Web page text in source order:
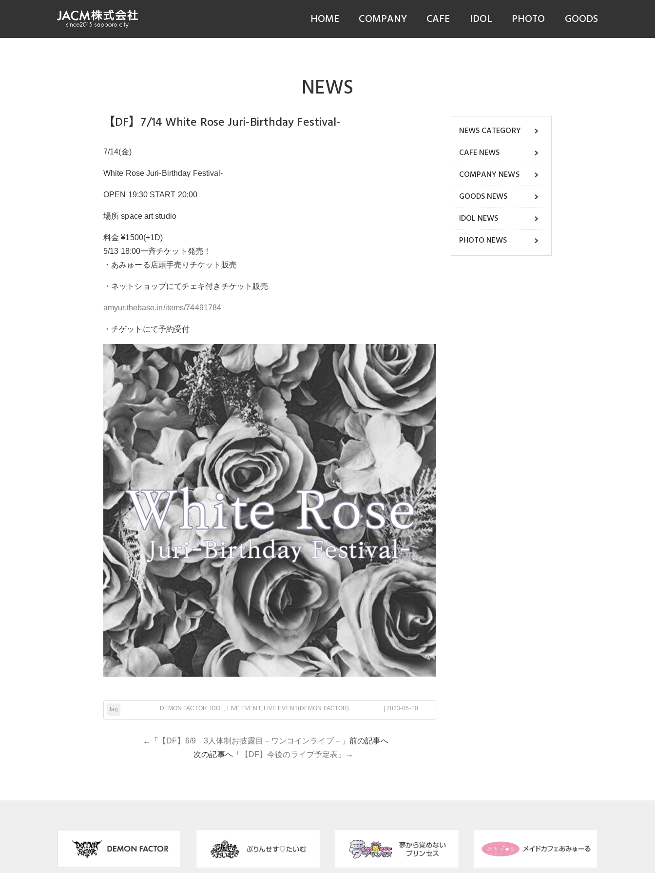
HOME COMPANY CAFE IDOL PHOTO GOODS
NEWS
【DF】7/14 White Rose Juri-Birthday Festival-
7/14(金)
White Rose Juri-Birthday Festival-
OPEN 19:30 START 20:00
場所 space art studio
料金 ¥1500(+1D)
5/13 18:00一斉チケット発売！
・あみゅーる店頭手売りチケット販売
・ネットショップにてチェキ付きチケット販売
amyur.thebase.in/items/74491784
・チゲットにて予約受付
tag DEMON FACTOR, IDOL, LIVE EVENT, LIVE EVENT(DEMON FACTOR) | 2023-05-10
←「 【DF】6/9 3人体制お披露目－ワンコインライブ－ 」前の記事へ
次の記事へ「
【DF】今後のライブ予定表 」→
NEWS CATEGORY
CAFE NEWS
COMPANY NEWS
GOODS NEWS
IDOL NEWS
PHOTO NEWS